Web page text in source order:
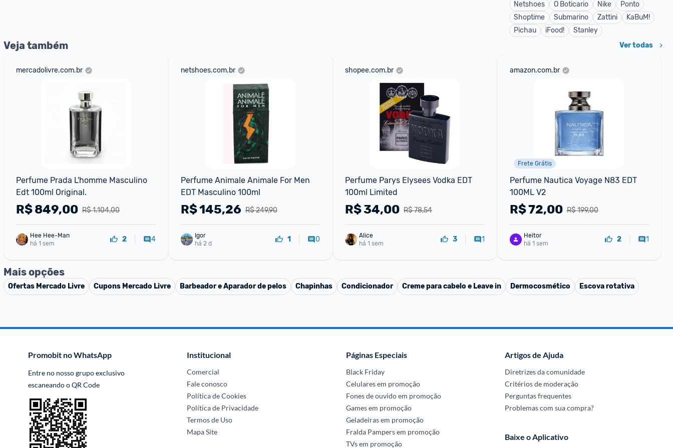
Netshoes
O Boticario Nike
Ponto
Shoptime
Submarino Zattini
KaBuM!
Pichau
iFood! Stanley
Veja também Ver todas
mercadolivre.com.br
Perfume Prada L'homme Masculino
Edt 100ml Original.
R$ 1.104,00
R$849,00
Hee Hee-Man
há 1 sem
2 4
netshoes.com.br
Perfume Animale Animale For Men
EDT Masculino 100ml
R$ 249,90
R$145,26
Igor
há 2 d
1 0
shopee.com.br
Perfume Parys Elysees Vodka EDT
100ml Limited
R$ 78,54
R$34,00
Alice
há 1 sem
3 1
amazon.com.br
Frete Grátis
Perfume Nautica Voyage N83 EDT
100ML V2
R$ 199,00
R$72,00
Heitor
há 1 sem
2 1
Mais opções
Ofertas Mercado Livre Cupons Mercado Livre Barbeador e Aparador de pelos Chapinhas Condicionador Creme para cabelo e Leave in Dermocosmético Escova rotativa
Promobit no WhatsApp
Entre no nosso grupo exclusivo
escaneando o QR Code
Institucional
Comercial
Fale conosco
Política de Cookies
Política de Privacidade
Termos de Uso
Mapa Site
Páginas Especiais
Black Friday
Celulares em promoção
Fones de ouvido em promoção
Games em promoção
Geladeiras em promoção
Fralda Pampers em promoção
TVs em promoção
Artigos de Ajuda
Diretrizes da comunidade
Critérios de moderação
Perguntas frequentes
Problemas com sua compra?
Baixe o Aplicativo